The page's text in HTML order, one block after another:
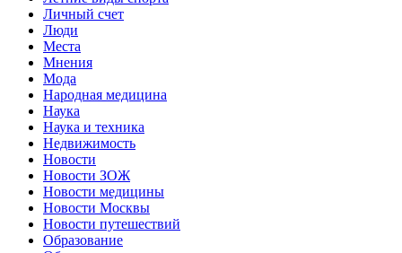
Личный счет
Люди
Места
Мнения
Мода
Народная медицина
Наука
Наука и техника
Недвижимость
Новости
Новости ЗОЖ
Новости медицины
Новости Москвы
Новости путешествий
Образование